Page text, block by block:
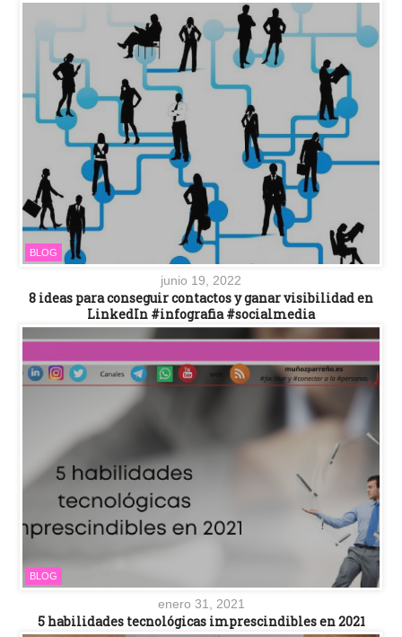
BLOG
junio 19, 2022
8 ideas para conseguir contactos y ganar visibilidad en
LinkedIn #infografia #socialmedia
BLOG
enero 31, 2021
5 habilidades tecnológicas imprescindibles en 2021